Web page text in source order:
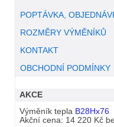
POPTÁVKA,
ROZMĚRY VÝMĚNÍKŮ
KONTAKT
OBCHODNÍ PODMÍNKY
AKCE
Výměník tepla B28Hx76
Akční cena: 14 220 Kč